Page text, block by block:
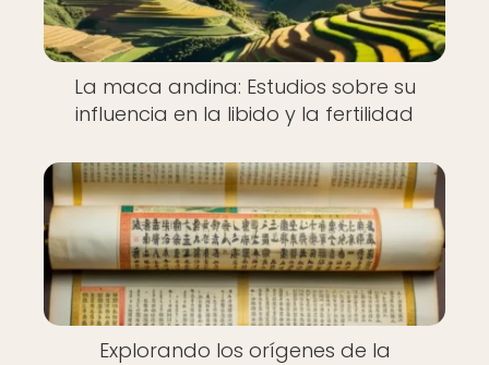
La maca andina: Estudios sobre su
influencia en la libido y la fertilidad
Explorando los orígenes de la